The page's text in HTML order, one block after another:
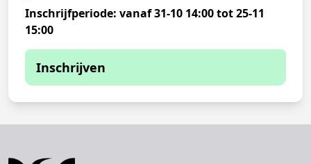
Inschrijfperiode: vanaf 31-10 14:00 tot 25-11
15:00
Inschrijven